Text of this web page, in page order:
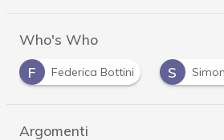
Who's Who
F
Federica Bottini S
Argomenti